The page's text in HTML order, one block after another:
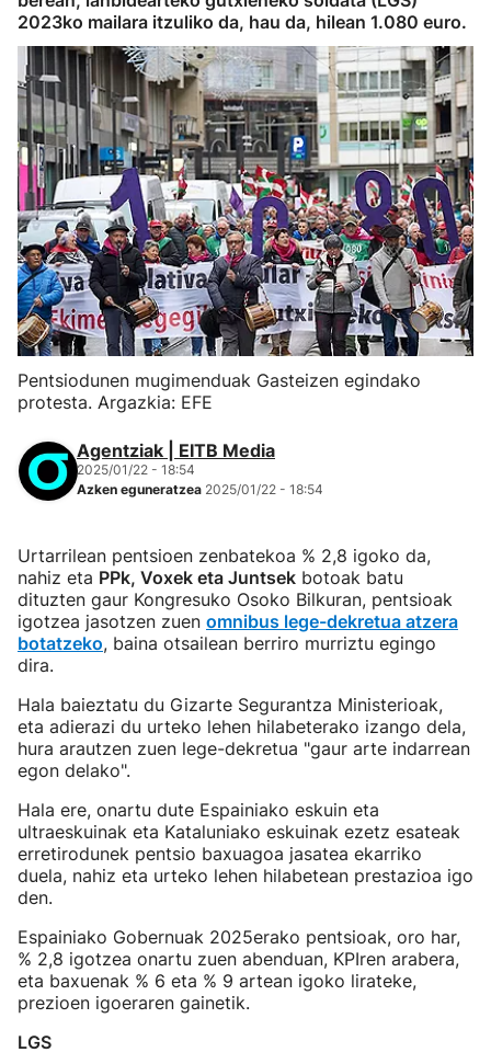
2023ko mailara itzuliko da, hau da, hilean 1.080 euro.
Pentsiodunen mugimenduak Gasteizen egindako
protesta. Argazkia: EFE
Agentziak | EITB Media
2025/01/22 - 18:54
Azken eguneratzea 2025/01/22 - 18:54
Urtarrilean pentsioen zenbatekoa % 2,8 igoko da,
nahiz eta PPk, Voxek eta Juntsek botoak batu
dituzten gaur Kongresuko Osoko Bilkuran, pentsioak
igotzea jasotzen zuen omnibus lege-dekretua atzera
botatzeko, baina otsailean berriro murriztu egingo
dira.
Hala baieztatu du Gizarte Segurantza Ministerioak,
eta adierazi du urteko lehen hilabeterako izango dela,
hura arautzen zuen lege-dekretua "gaur arte indarrean
egon delako".
Hala ere, onartu dute Espainiako eskuin eta
ultraeskuinak eta Kataluniako eskuinak ezetz esateak
erretirodunek pentsio baxuagoa jasatea ekarriko
duela, nahiz eta urteko lehen hilabetean prestazioa igo
den.
Espainiako Gobernuak 2025erako pentsioak, oro har,
% 2,8 igotzea onartu zuen abenduan, KPIren arabera,
eta baxuenak % 6 eta % 9 artean igoko lirateke,
prezioen igoeraren gainetik.
LGS